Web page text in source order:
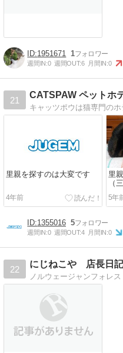
1951671 1
週間IN:0 週間OUT:6 月間IN:0
21
CATSPAW ペットホ
里親を探すのは大変です
4年前
里
（
5年
1355016 5
週間IN:0 週間OUT:4 月間IN:0
22
にじねこや 店長日記